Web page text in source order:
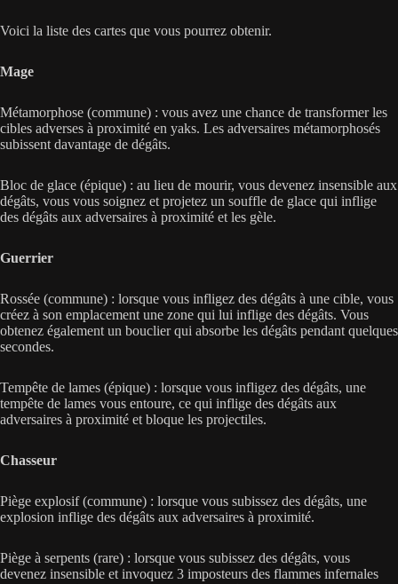
Voici la liste des cartes que vous pourrez obtenir.
Mage
Métamorphose (commune) : vous avez une chance de transformer les
cibles adverses à proximité en yaks. Les adversaires métamorphosés
subissent davantage de dégâts.
Bloc de glace (épique) : au lieu de mourir, vous devenez insensible aux
dégâts, vous vous soignez et projetez un souffle de glace qui inflige
des dégâts aux adversaires à proximité et les gèle.
Guerrier
Rossée (commune) : lorsque vous infligez des dégâts à une cible, vous
créez à son emplacement une zone qui lui inflige des dégâts. Vous
obtenez également un bouclier qui absorbe les dégâts pendant quelques
secondes.
Tempête de lames (épique) : lorsque vous infligez des dégâts, une
tempête de lames vous entoure, ce qui inflige des dégâts aux
adversaires à proximité et bloque les projectiles.
Chasseur
Piège explosif (commune) : lorsque vous subissez des dégâts, une
explosion inflige des dégâts aux adversaires à proximité.
Piège à serpents (rare) : lorsque vous subissez des dégâts, vous
devenez insensible et invoquez 3 imposteurs des flammes infernales